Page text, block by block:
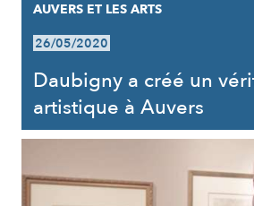
AUVERS ET LES ARTS
26/05/2020
Daubigny a créé un
artistique à Auvers